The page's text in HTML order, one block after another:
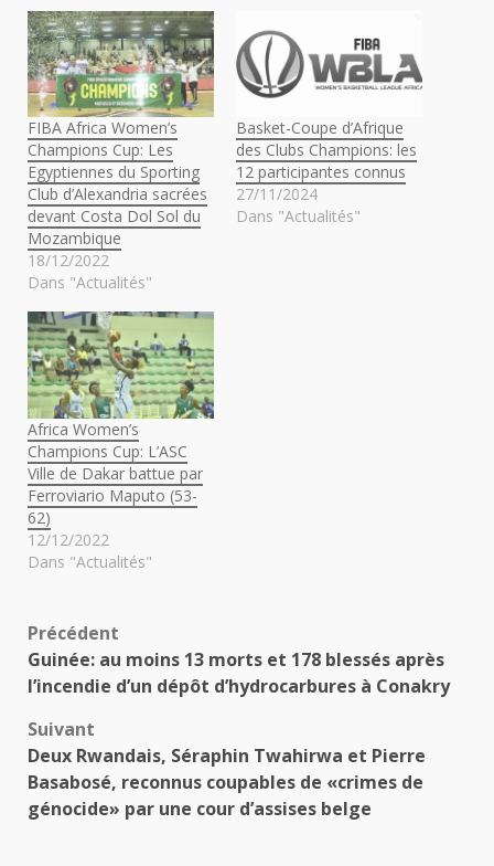
FIBA Africa Women’s
Champions Cup: Les
Egyptiennes du Sporting
Club d’Alexandria sacrées
devant Costa Dol Sol du
Mozambique
18/12/2022
Dans "Actualités"
Basket-Coupe d’Afrique
des Clubs Champions: les
12 participantes connus
27/11/2024
Dans "Actualités"
Africa Women’s
Champions Cup: L’ASC
Ville de Dakar battue par
Ferroviario Maputo (53-
62)
12/12/2022
Dans "Actualités"
Navigation
d’article
Précédent
Guinée: au moins 13 morts et 178 blessés après
l’incendie d’un dépôt d’hydrocarbures à Conakry
Suivant
Deux Rwandais, Séraphin Twahirwa et Pierre
Basabosé, reconnus coupables de «crimes de
génocide» par une cour d’assises belge